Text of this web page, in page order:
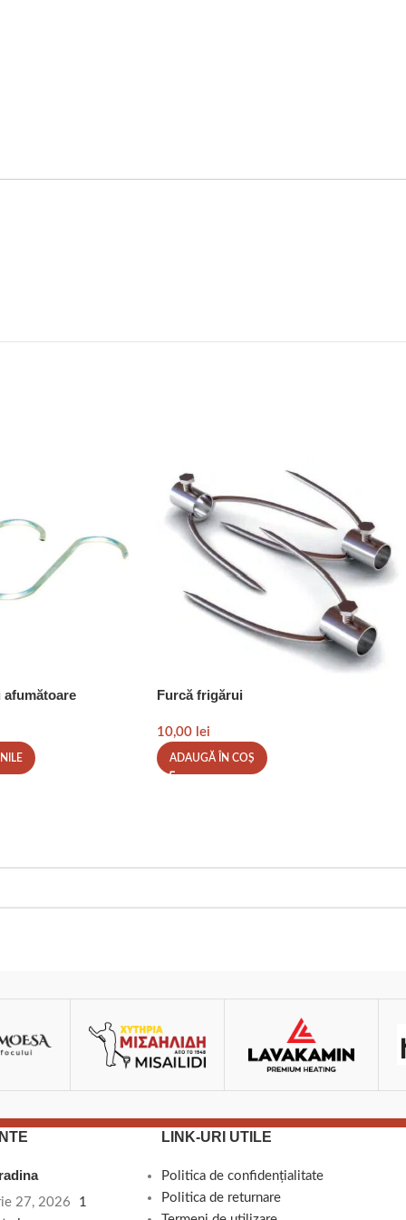
Furcă frigărui
10,00 lei
ADAUGĂ ÎN COȘ
27, 2026
1
LINK-URI UTILE
Politica de confidențialitate
Politica de returnare